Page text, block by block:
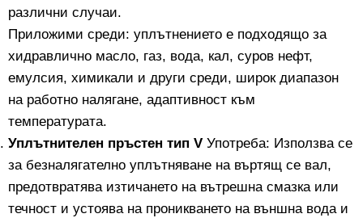
различни случаи.
Приложими среди: уплътнението е подходящо за
хидравлично масло, газ, вода, кал, суров нефт,
емулсия, химикали и други среди, широк диапазон
на работно налягане, адаптивност към
температурата.
Уплътнителен пръстен тип V Употреба: Използва се
за безналягателно уплътняване на въртящ се вал,
предотвратява изтичането на вътрешна смазка или
течност и устоява на проникването на външна вода и